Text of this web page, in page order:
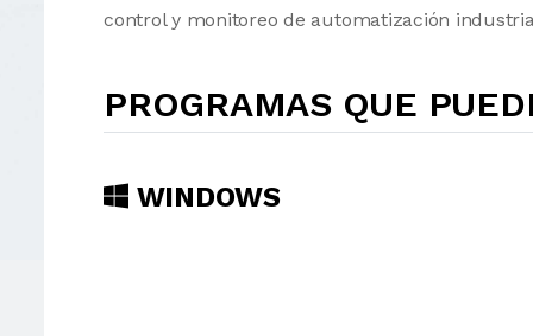
control y monitoreo de automatización
PROGRAMAS QUE
WINDOWS